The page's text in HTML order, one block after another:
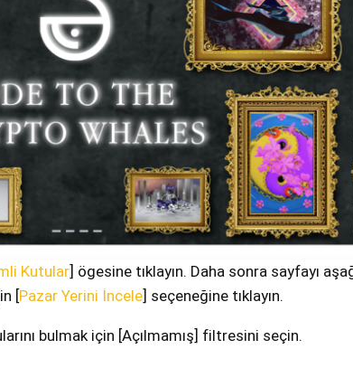
Kutular] ögesine tıklayın. Daha sonra sayfayı
[Pazar Yerini İncele] seçeneğine tıklayın.
bulmak için [Açılmamış] filtresini seçin.